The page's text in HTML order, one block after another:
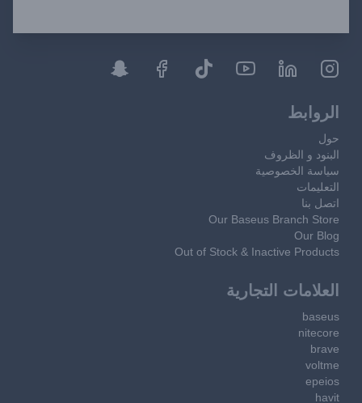
الروابط
حول
البنود و الظروف
سياسة الخصوصية
التعليمات
اتصل بنا
Our Baseus Branch Store
Our Blog
Out of Stock & Inactive Products
العلامات التجارية
baseus
nitecore
brave
voltme
epeios
havit